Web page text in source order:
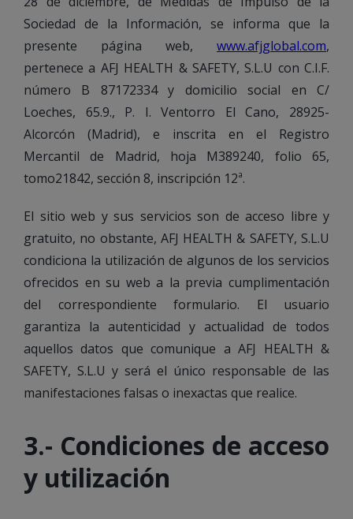
Sociedad de la Información, se informa que la
presente página web, www.afjglobal.com,
pertenece a AFJ HEALTH & SAFETY, S.L.U con C.I.F.
número B 87172334 y domicilio social en C/
Loeches, 65.9., P. I. Ventorro El Cano, 28925-
Alcorcón (Madrid), e inscrita en el Registro
Mercantil de Madrid, hoja M389240, folio 65,
tomo21842, sección 8, inscripción 12ª.
El sitio web y sus servicios son de acceso libre y
gratuito, no obstante, AFJ HEALTH & SAFETY, S.L.U
condiciona la utilización de algunos de los servicios
ofrecidos en su web a la previa cumplimentación
del correspondiente formulario. El usuario
garantiza la autenticidad y actualidad de todos
aquellos datos que comunique a AFJ HEALTH &
SAFETY, S.L.U y será el único responsable de las
manifestaciones falsas o inexactas que realice.
3.- Condiciones de acceso
y utilización